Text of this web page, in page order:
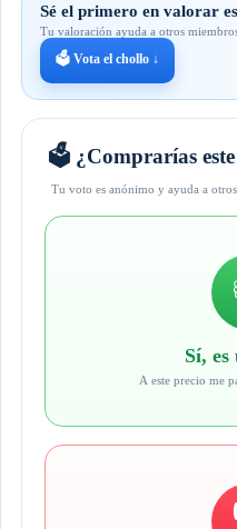
Sé el primero en valorar
Tu valoración ayuda a otros
🗳️ Vota el chollo ↓
🗳️ ¿Comprarías este
Tu voto es anónimo y ayuda a
Sí,
A este precio me